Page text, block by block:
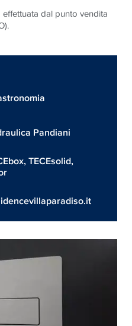
dal punto vendita
Pandiani
,TECEsolid,